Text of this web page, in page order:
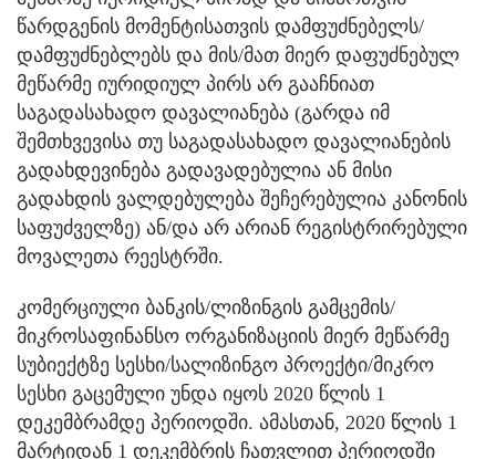
წარდგენის მომენტისათვის დამფუძნებელს/
დამფუძნებლებს და მის/მათ მიერ დაფუძნებულ
მეწარმე იურიდიულ პირს არ გააჩნიათ
საგადასახადო დავალიანება (გარდა იმ
შემთხვევისა თუ საგადასახადო დავალიანების
გადახდევინება გადავადებულია ან მისი
გადახდის ვალდებულება შეჩერებულია კანონის
საფუძველზე) ან/და არ არიან რეგისტრირებული
მოვალეთა რეესტრში.
კომერციული ბანკის/ლიზინგის გამცემის/
მიკროსაფინანსო ორგანიზაციის მიერ მეწარმე
სუბიექტზე სესხი/სალიზინგო პროექტი/მიკრო
სესხი გაცემული უნდა იყოს 2020 წლის 1
დეკემბრამდე პერიოდში. ამასთან, 2020 წლის 1
მარტიდან 1 დეკემბრის ჩათვლით პერიოდში